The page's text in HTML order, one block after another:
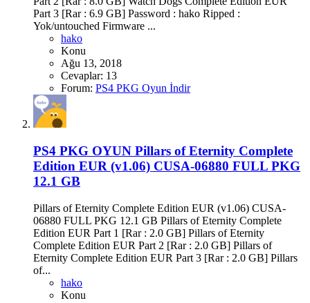
Part 3 [Rar : 6.9 GB] Password : hako Ripped :
Yok/untouched Firmware ...
hako
Konu
Ağu 13, 2018
Cevaplar: 13
Forum: PS4 PKG Oyun İndir
PS4 PKG OYUN Pillars of Eternity Complete
Edition EUR (v1.06) CUSA-06880 FULL PKG
12.1 GB
Pillars of Eternity Complete Edition EUR (v1.06) CUSA-
06880 FULL PKG 12.1 GB Pillars of Eternity Complete
Edition EUR Part 1 [Rar : 2.0 GB] Pillars of Eternity
Complete Edition EUR Part 2 [Rar : 2.0 GB] Pillars of
Eternity Complete Edition EUR Part 3 [Rar : 2.0 GB] Pillars
of...
hako
Konu